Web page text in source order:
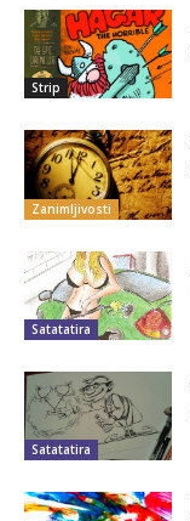
Strip
Zanimljivosti
Satatatira
Satatatira